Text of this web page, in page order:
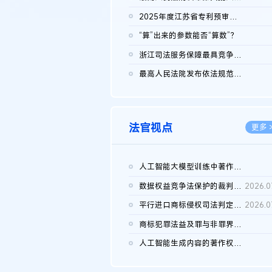
2025年度江苏省专利预审典型案例
“算”出来的参数能否“算数”？
浙江司法服务保障最具竞争力营商环境建设典型案例（第二批）含侵...
最高人民法院发布依法规范平台经营、保护消费者合法权益典型案例...
法官视点 更多
人工智能大模型训练中著作权的合理使用
数据权益竞争法保护的裁判路径构建
平行进口商标侵权司法判定规则的困境与纾解
商标犯罪法益及罪与非罪界限研究
人工智能生成内容的著作权司法认定：演进逻辑、现实困境与规则建...